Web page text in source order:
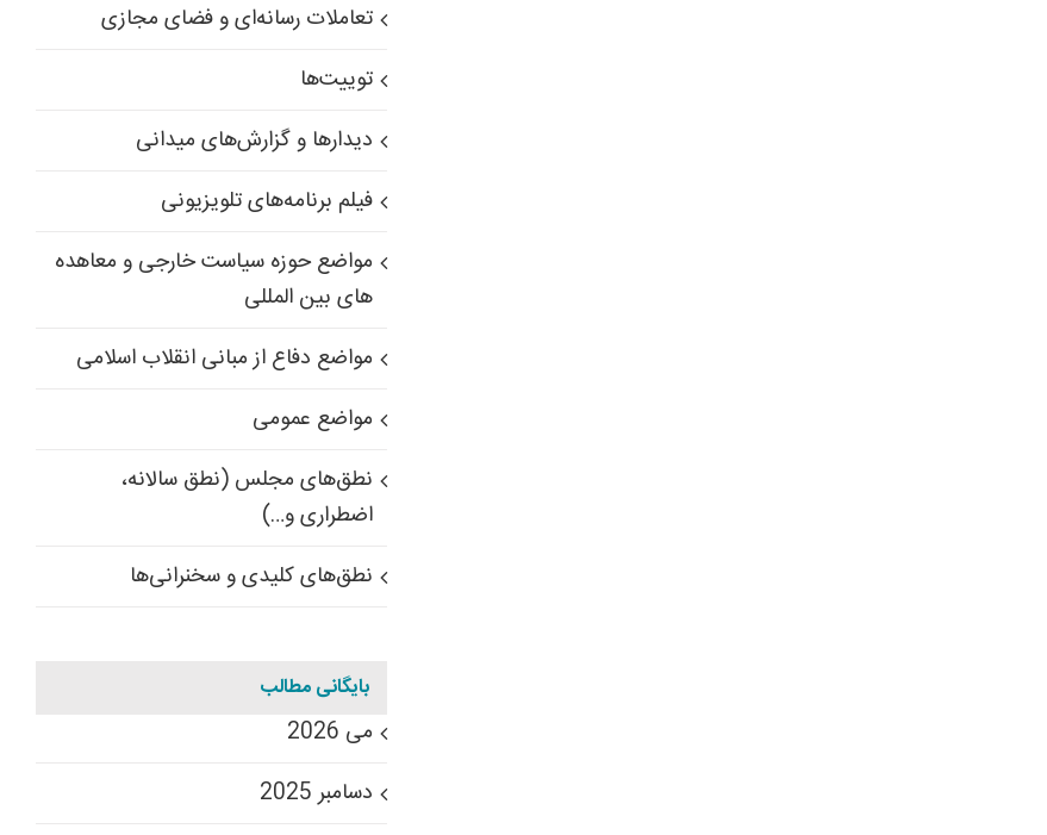
تعاملات رسانه‌ای و فضای مجازی
توییت‌ها
دیدارها و گزارش‌های میدانی
فیلم برنامه‌های تلویزیونی
مواضع حوزه سیاست خارجی و معاهده
های بین المللی
مواضع دفاع از مبانی انقلاب اسلامی
مواضع عمومی
نطق‌های مجلس (نطق سالانه،
اضطراری و…)
نطق‌های کلیدی و سخنرانی‌ها
بایگانی مطالب
می 2026
دسامبر 2025